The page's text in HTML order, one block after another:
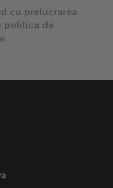
cu prelucrarea
politica de